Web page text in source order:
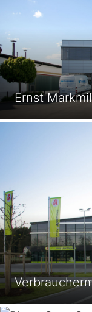
Jobs
Kontakt
Ernst